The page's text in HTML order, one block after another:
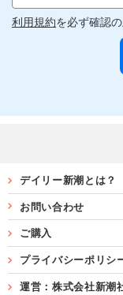
利用規約を必ず確認
デイリー新潮とは？
お問い合わせ
ご購入
プライバシーポリシ
運営：株式会社新潮